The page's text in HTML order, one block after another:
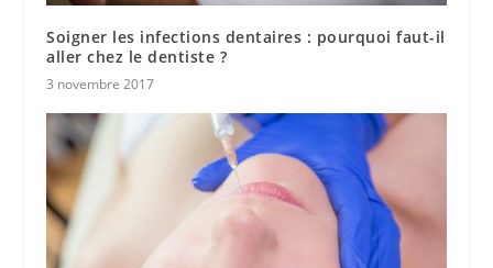
Soigner les infections dentaires : pourquoi faut-il
aller chez le dentiste ?
3 novembre 2017